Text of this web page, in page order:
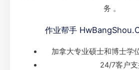
务 。
作业帮手
加拿大专业硕士和博士学
24/7客户